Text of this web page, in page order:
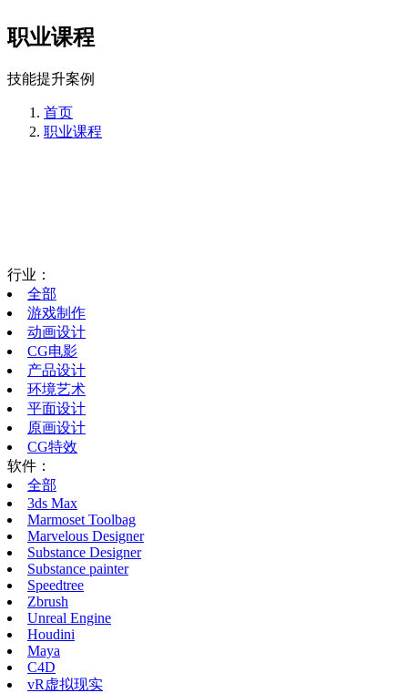
职业课程
技能提升案例
首页
职业课程
行业：
全部
游戏制作
动画设计
CG电影
产品设计
环境艺术
平面设计
原画设计
CG特效
软件：
全部
3ds Max
Marmoset Toolbag
Marvelous Designer
Substance Designer
Substance painter
Speedtree
Zbrush
Unreal Engine
Houdini
Maya
C4D
vR虚拟现实